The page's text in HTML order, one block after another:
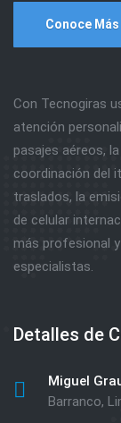
Conoce
Con Tecnogiras
atención
pasajes aéreos,
coordinación del
traslados, la
de celular
más profesional
especialistas.
Detalles de
Miguel
Barranco,